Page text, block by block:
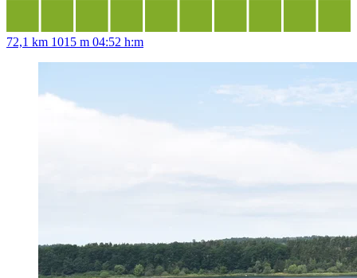
72,1 km 1015 m 04:52 h:m